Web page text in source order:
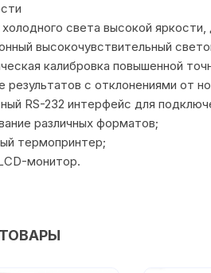
света высокой
высокочувствительный
калибровка повышенной
результатов с отклонениями от
RS-232 интерфейс для
различных форматов;
термопринтер;
монитор.